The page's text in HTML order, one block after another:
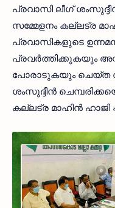
പ്രവാസി ലീഗ്
സമ്മേളനം കല്ലട്ര
പ്രവാസികളുടെ
പ്രവര്‍ത്തിക്കുകയും
പോരാടുകയും ചെയ്ത
ശംസുദ്ദീന്‍
കല്ലട്ര മാഹിന്‍